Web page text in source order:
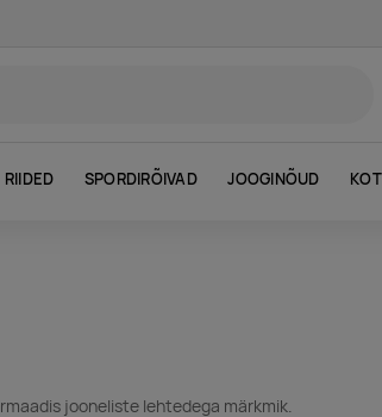
RIIDED SPORDIRÕIVAD JOOGINÕUD
jooneliste lehtedega märkmik.